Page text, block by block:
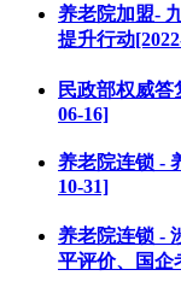
养老院加盟-
提升行动
民政部权威
06-16]
养老院连锁 -
10-31]
养老院连锁 -
平评价、国企